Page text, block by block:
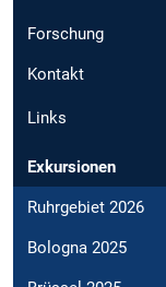
Forschung
Kontakt
Links
Exkursionen
Ruhrgebiet 2026
Bologna 2025